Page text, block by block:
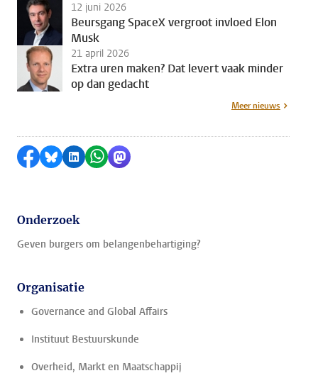
12 juni 2026
Beursgang SpaceX vergroot invloed Elon
Musk
21 april 2026
Extra uren maken? Dat levert vaak minder
op dan gedacht
Meer nieuws
Delen op Facebook
Delen via Bluesky
Delen op LinkedIn
Delen via WhatsApp
Delen via Mastodon
Onderzoek
Geven burgers om belangenbehartiging?
Organisatie
Governance and Global Affairs
Instituut Bestuurskunde
Overheid, Markt en Maatschappij